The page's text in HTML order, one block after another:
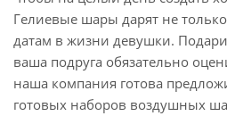
Гелиевые шары дарят не
датам в жизни девушки.
ваша подруга обязательно
наша компания готова
готовых наборов воздушных